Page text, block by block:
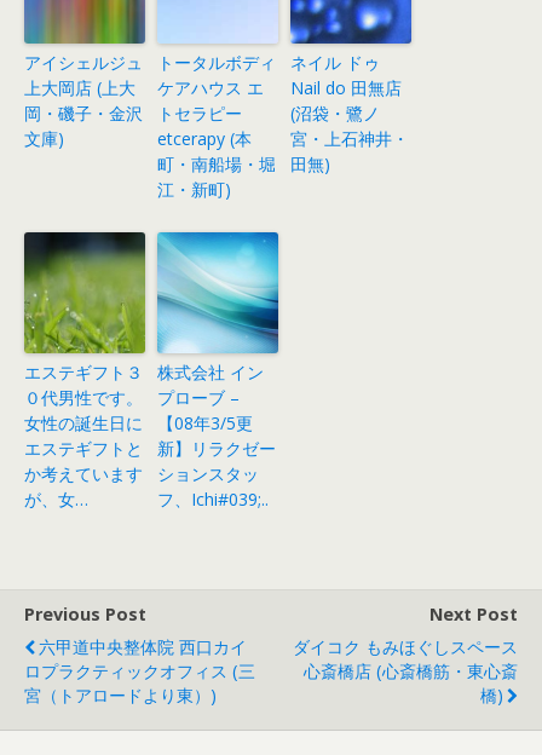
アイシェルジュ
上大岡店 (上大
岡・磯子・金沢
文庫)
トータルボディ
ケアハウス エ
トセラピー
etcerapy (本
町・南船場・堀
江・新町)
ネイル ドゥ
Nail do 田無店
(沼袋・鷺ノ
宮・上石神井・
田無)
エステギフト３
０代男性です。
女性の誕生日に
エステギフトと
か考えています
が、女…
株式会社 イン
プローブ –
【08年3/5更
新】リラクゼー
ションスタッ
フ、Ichi#039;..
Previous Post
六甲道中央整体院 西口カイ
ロプラクティックオフィス (三
宮（トアロードより東）)
Next Post
ダイコク もみほぐしスペース
心斎橋店 (心斎橋筋・東心斎
橋)